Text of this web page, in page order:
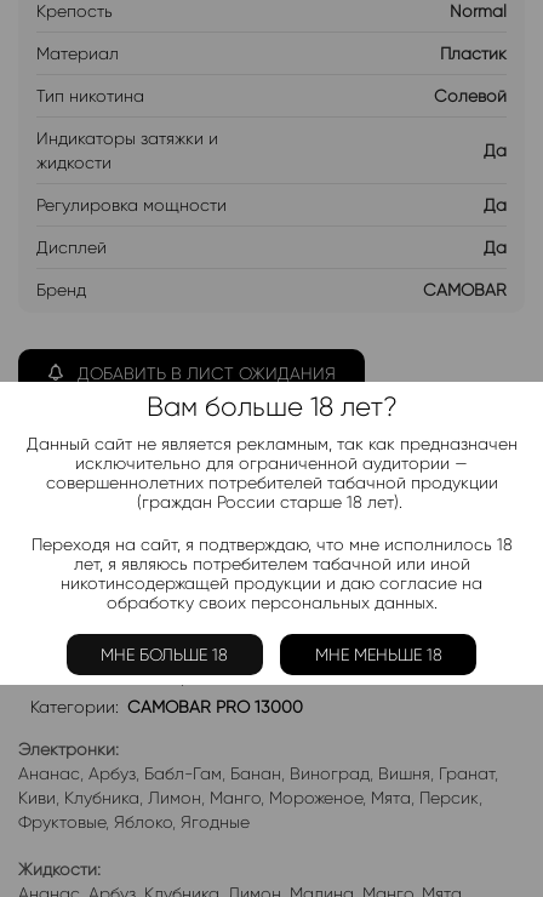
Крепость Normal
Материал Пластик
Тип никотина Солевой
Индикаторы затяжки и
жидкости
Да
Регулировка мощности Да
Дисплей Да
Бренд CAMOBAR
ДОБАВИТЬ В ЛИСТ ОЖИДАНИЯ
Актуальные новинки и акции каждые день!
Подписаться
Добавить в избранное
Категории: CAMOBAR PRO 13000
Электронки:
Ананас Арбуз Бабл-Гам Банан Виноград Вишня Гранат,
Киви Клубника Лимон Манго Мороженое, Мята Персик
Фруктовые, Яблоко Ягодные
Жидкости:
Ананас Арбуз Клубника Лимон Малина Манго Мята
Вам больше 18 лет?
Данный сайт не является рекламным, так как предназначен
исключительно для ограниченной аудитории —
совершеннолетних потребителей табачной продукции
(граждан России старше 18 лет).
Переходя на сайт, я подтверждаю, что мне исполнилось 18
лет, я являюсь потребителем табачной или иной
никотинсодержащей продукции и даю согласие на
обработку своих персональных данных.
МНЕ БОЛЬШЕ 18 МНЕ МЕНЬШЕ 18